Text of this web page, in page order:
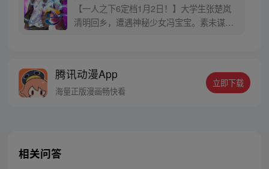
【一人之下6定档1月2日！】大学生张楚岚
清明回乡，遭遇神秘少女冯宝宝。素未谋面
密，张楚岚的生活被彻底颠覆，与冯宝宝一
同踏上“异人”之旅。
腾讯动漫App
海量正版漫画畅快看
立即下载
相关问答